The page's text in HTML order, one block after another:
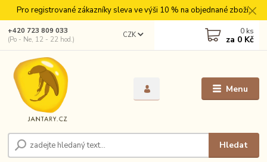
Pro registrované zákazníky sleva ve výši 10 % na objednané zboží.
Menu
CZK
Hledat
+420 723 809 033
(Po - Ne, 12 - 22 hod.)
0 ks
za 0 Kč